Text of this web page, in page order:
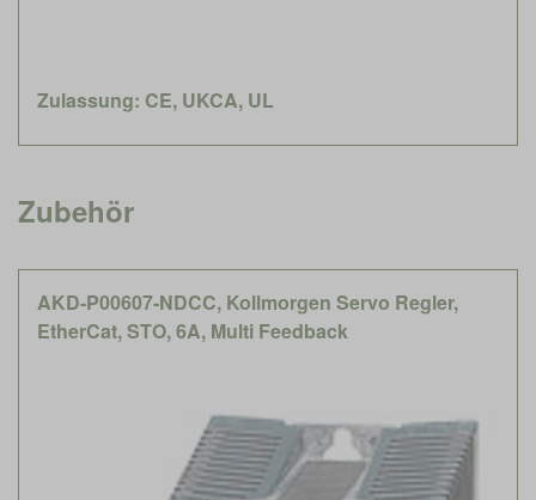
Zulassung: CE, UKCA, UL
Zubehör
AKD-P00607-NDCC, Kollmorgen Servo Regler,
EtherCat, STO, 6A, Multi Feedback